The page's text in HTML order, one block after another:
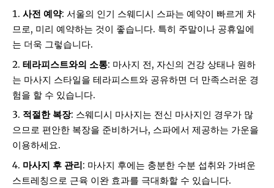
사전 예약: 서울의 인기 스웨디시 스파는 예약이 빠르게 차
므로, 미리 예약하는 것이 좋습니다. 특히 주말이나 공휴일에
는 더욱 그렇습니다.
테라피스트와의 소통: 마사지 전, 자신의 건강 상태나 원하
는 마사지 스타일을 테라피스트와 공유하면 더 만족스러운 경
험을 할 수 있습니다.
적절한 복장: 스웨디시 마사지는 전신 마사지인 경우가 많
으므로 편안한 복장을 준비하거나, 스파에서 제공하는 가운을
이용하세요.
마사지 후 관리: 마사지 후에는 충분한 수분 섭취와 가벼운
스트레칭으로 근육 이완 효과를 극대화할 수 있습니다.